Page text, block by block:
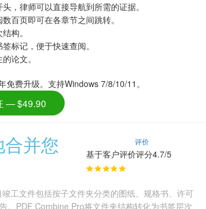
，律师可以直接导航到所需的证据。
百页即可在各章节之间跳转。
构。
标记，便于快速查阅。
论文。
费升级。支持Windows 7/8/10/11。
— $49.90
并您 评价
基于客户评价评分4.7/5
工文件包括按子文件夹分类的图纸、规格书、许可
。PDF Combine Pro将文件夹结构转化为书签层次